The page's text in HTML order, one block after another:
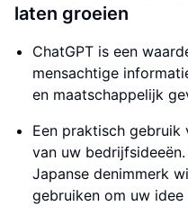
laten groeien
ChatGPT is een
mensachtige
en maatschappelijk
Een praktisch gebruik
van uw
Japanse denimmerk
gebruiken om uw idee